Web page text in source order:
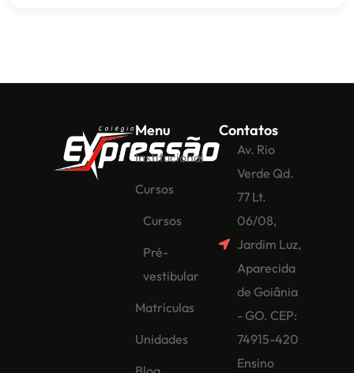
Menu
Institucional
Cursos
Cursos
Pré-
vestibular
Matrículas
Unidades
Contatos
Av. Rio
Verde Qd.
77 Lt.
06/08,
Jardim Luz,
Aparecida
de Goiânia
- GO. CEP:
74915-420
Ensino